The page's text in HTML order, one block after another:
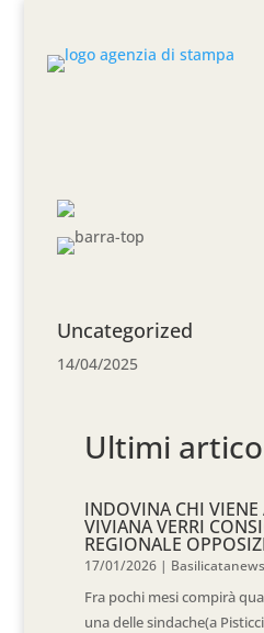
Uncategorized
14/04/2025
Ultimi
INDOVINA CHI VIENE
VIVIANA VERRI
REGIONALE
17/01/2026 | Basilicatanews
Fra pochi mesi compirà
una delle sindache(a